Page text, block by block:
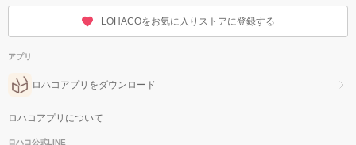
LOHACOをお気に入りストアに登録する
アプリ
ロハコアプリをダウンロード
ロハコアプリについて
ロハコ公式LINE